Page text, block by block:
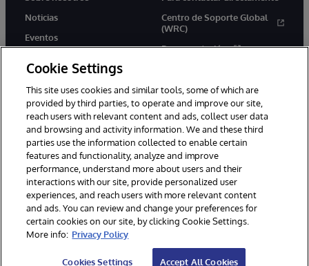
Noticias
Eventos
Centro de Soporte Global
(WRC)
Documentación
1996-2026 InterSystems Corporation, Boston, MA. Todos los
derechos reservados.
Avisos/Términos y condiciones
Garantía de devolución
Accesibilidad
Cookie Settings
This site uses cookies and similar tools, some of which are
provided by third parties, to operate and improve our site,
reach users with relevant content and ads, collect user data
and browsing and activity information. We and these third
parties use the information collected to enable certain
features and functionality, analyze and improve
performance, understand more about users and their
interactions with our site, provide personalized user
experiences, and reach users with more relevant content
and ads. You can review and change your preferences for
certain cookies on our site, by clicking Cookie Settings.
More info: Privacy Policy
Cookies Settings Accept All Cookies